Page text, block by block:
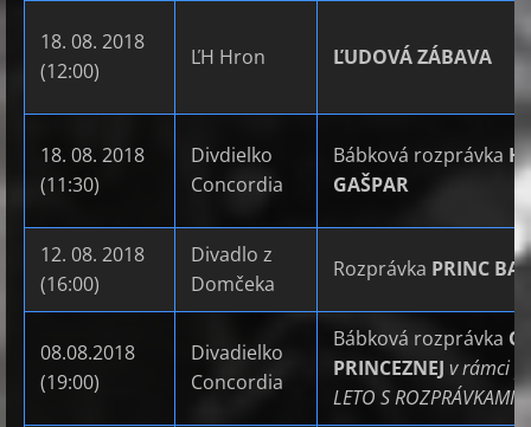
18. 08. 2018
(12:00)
ĽH Hron ĽUDOVÁ ZÁBAVA
18. 08. 2018
(11:30)
Divdielko
Concordia
Bábková rozprávka
GAŠPAR
12. 08. 2018
(16:00)
Divadlo z
Domčeka
Rozprávka PRINC
08.08.2018
(19:00)
Divadielko
Concordia
Bábková rozprávka O
PRINCEZNEJ v rámci
LETO S ROZPRÁVKAMI